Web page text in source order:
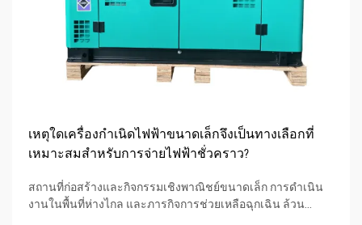
เหตุใดเครื่องกำเนิดไฟฟ้าขนาดเล็กจึงเป็นทางเลือกที่
เหมาะสมสำหรับการจ่ายไฟฟ้าชั่วคราว?
สถานที่ก่อสร้างและกิจกรรมเชิงพาณิชย์ขนาดเล็ก การดำเนิน
งานในพื้นที่ห่างไกล และภารกิจการช่วยเหลือฉุกเฉิน ล้วน